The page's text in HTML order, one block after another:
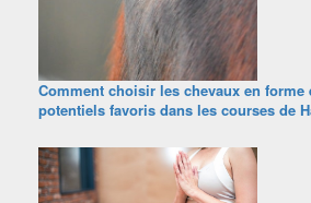
Comment choisir les chevaux en forme
potentiels favoris dans les courses de